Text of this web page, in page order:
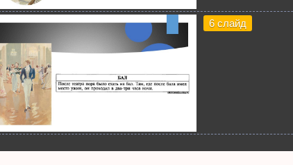
6 слайд